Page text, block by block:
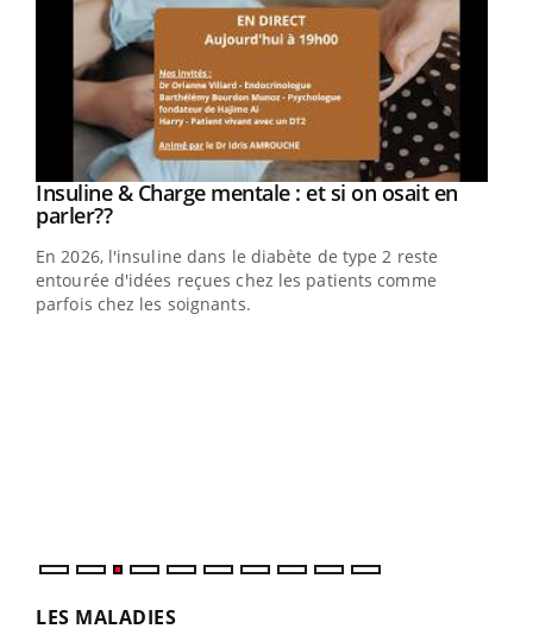
Youtube
Insuline & Charge mentale : et si on osait en
parler??Youtube
En 2026, l'insuline dans le diabète de type 2 reste
entourée d'idées reçues chez les patients comme
parfois chez les soignants.
Youtube
Eczéma Chronique des Mains : se préparer
pour l’été ! Youtube
L'été arrive… et avec lui, un tout nouveau rythme de vie !
Vacances, plage, piscine, soleil, activités en plein air…
Nos mains sont ...
LES MALADIES